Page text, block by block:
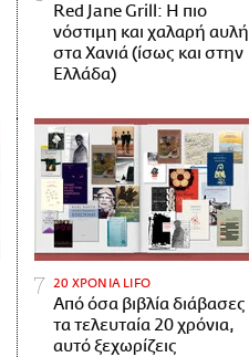
Red Jane Grill: Η πιο
νόστιμη και χαλαρή αυλή
στα Χανιά (ίσως και στην
Ελλάδα)
20 ΧΡΟΝΙΑ LIFO
Από όσα βιβλία διάβασες
τα τελευταία 20 χρόνια,
αυτό ξεχωρίζεις